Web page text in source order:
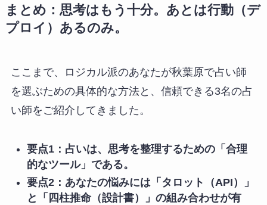
まとめ：思考はもう十分。あとは行動（デ
プロイ）あるのみ。
ここまで、ロジカル派のあなたが秋葉原で占い師
を選ぶための具体的な方法と、信頼できる3名の占
い師をご紹介してきました。
要点1：占いは、思考を整理するための「合理
的なツール」である。
要点2：あなたの悩みには「タロット（API）」
と「四柱推命（設計書）」の組み合わせが有